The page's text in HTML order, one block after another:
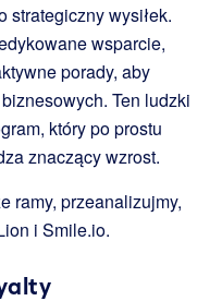
strategiczny wysiłek.
wsparcie,
porady, aby
Ten ludzki
który po prostu
znaczący wzrost.
ramy, przeanalizujmy,
i Smile.io.